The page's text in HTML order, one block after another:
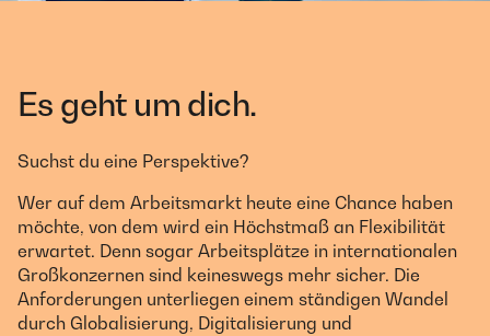
Es geht um dich.
Suchst du eine Perspektive?
Wer auf dem Arbeitsmarkt heute eine Chance haben
möchte, von dem wird ein Höchstmaß an Flexibilität
erwartet. Denn sogar Arbeitsplätze in internationalen
Großkonzernen sind keineswegs mehr sicher. Die
Anforderungen unterliegen einem ständigen Wandel
durch Globalisierung, Digitalisierung und